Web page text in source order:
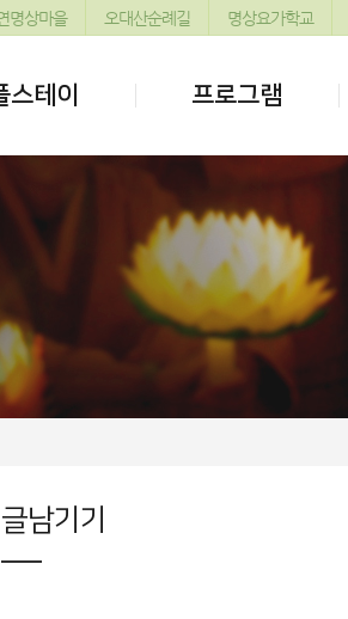
명상마을 오대산순례길 명상요가학교
스테이 프로그램
글남기기